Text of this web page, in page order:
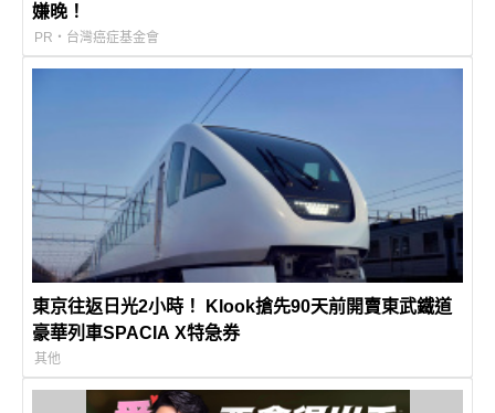
嫌晚！
PR・台灣癌症基金會
東京往返日光2小時！ Klook搶先90天前開賣東武鐵道
豪華列車SPACIA X特急券
其他